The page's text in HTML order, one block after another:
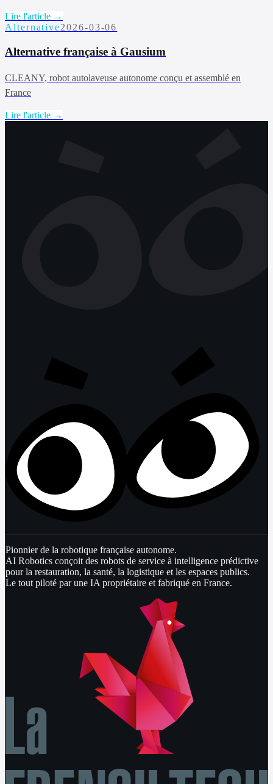
Lire l'article →
Alternative2026-03-06
Alternative française à Gausium
CLEANY, robot autolaveuse autonome conçu et assemblé en
France
Lire l'article →
Pionnier de la robotique française autonome.
AI Robotics conçoit des robots de service à intelligence prédictive
pour la restauration, la santé, la logistique et les espaces publics.
Le tout piloté par une IA propriétaire et fabriqué en France.